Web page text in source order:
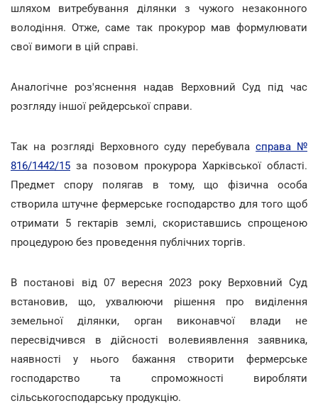
шляхом витребування ділянки з чужого незаконного
володіння. Отже, саме так прокурор мав формулювати
свої вимоги в цій справі.
Аналогічне роз'яснення надав Верховний Суд під час
розгляду іншої рейдерської справи.
Так на розгляді Верховного суду перебуваласправа №
816/1442/15 за позовом прокурора Харківської області.
Предмет спору полягав в тому, що фізична особа
створила штучне фермерське господарство для того щоб
отримати 5 гектарів землі, скориставшись спрощеною
процедурою без проведення публічних торгів.
В постанові від 07 вересня 2023 року Верховний Суд
встановив, що, ухвалюючи рішення про виділення
земельної ділянки, орган виконавчої влади не
пересвідчився в дійсності волевиявлення заявника,
наявності у нього бажання створити фермерське
господарство та спроможності виробляти
сільськогосподарську продукцію.